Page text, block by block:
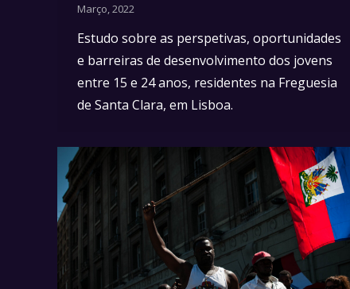
Março, 2022
Estudo sobre as perspetivas, oportunidades
e barreiras de desenvolvimento dos jovens
entre 15 e 24 anos, residentes na Freguesia
de Santa Clara, em Lisboa.